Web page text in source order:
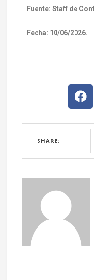
Fuente: Staff de
Fecha: 10/06/2026.
SHARE: